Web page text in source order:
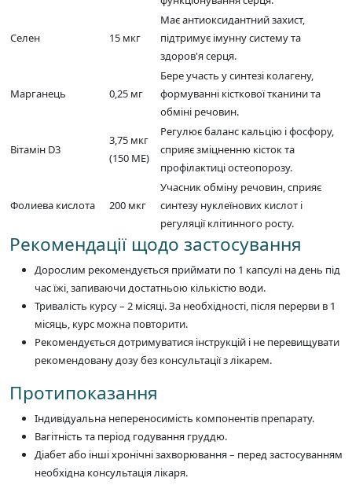
Селен 15 мкг
Має антиоксидантний захист,
підтримує імунну систему та
здоров'я серця.
Марганець 0,25 мг
Бере участь у синтезі колагену,
формуванні кісткової тканини та
обміні речовин.
Вітамін D3
3,75 мкг
(150 МЕ)
Регулює баланс кальцію і фосфору,
сприяє зміцненню кісток та
профілактиці остеопорозу.
Фолиева кислота 200 мкг
Учасник обміну речовин, сприяє
синтезу нуклеїнових кислот і
регуляції клітинного росту.
Рекомендації щодо застосування
Дорослим рекомендується приймати по 1 капсулі на день під
час їжі, запиваючи достатньою кількістю води.
Тривалість курсу – 2 місяці. За необхідності, після перерви в 1
місяць, курс можна повторити.
Рекомендується дотримуватися інструкцій і не перевищувати
рекомендовану дозу без консультації з лікарем.
Протипоказання
Індивідуальна непереносимість компонентів препарату.
Вагітність та період годування груддю.
Діабет або інші хронічні захворювання – перед застосуванням
необхідна консультація лікаря.